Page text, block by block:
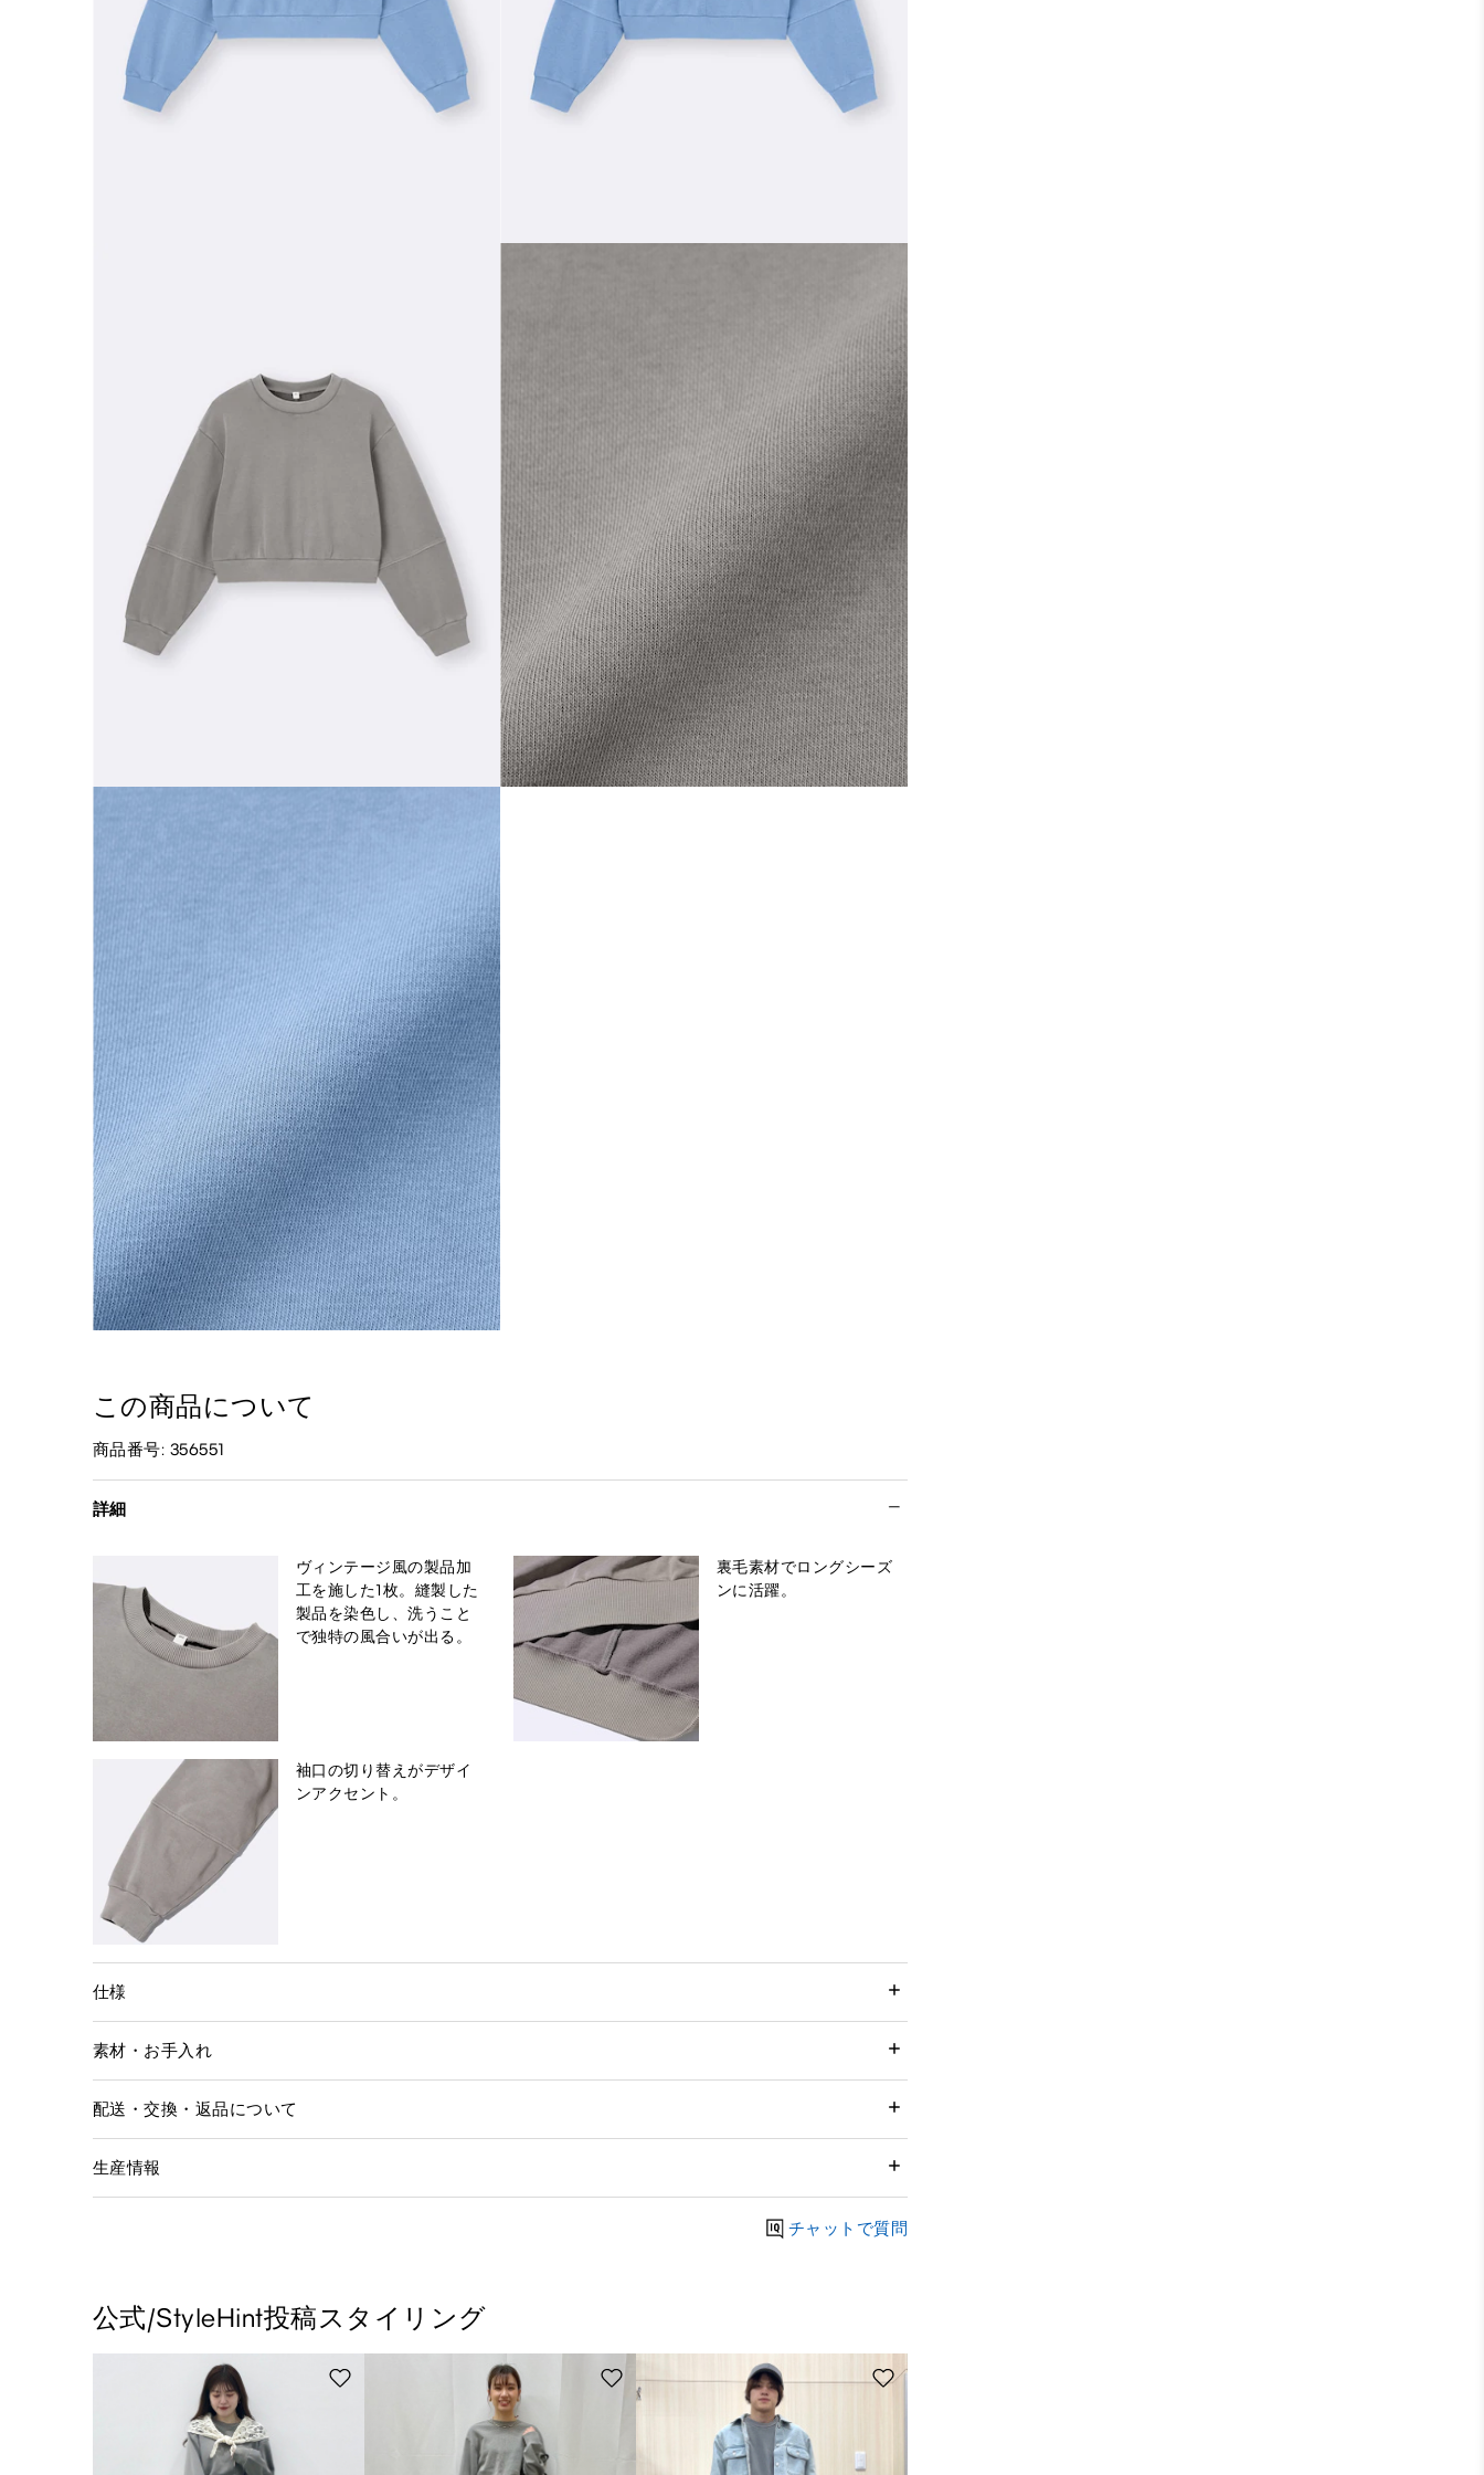
この商品について
商品番号: 356551
詳細
ヴィンテージ風の製品加
工を施した1枚。縫製した
製品を染色し、洗うこと
で独特の風合いが出る。
裏毛素材でロングシーズ
ンに活躍。
袖口の切り替えがデザイ
ンアクセント。
仕様
素材・お手入れ
配送・交換・返品について
生産情報
チャットで質問
公式/StyleHint投稿スタイリング